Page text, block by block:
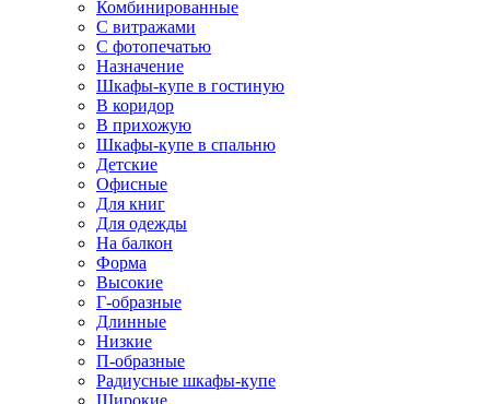
Комбинированные
С витражами
С фотопечатью
Назначение
Шкафы-купе в гостиную
В коридор
В прихожую
Шкафы-купе в спальню
Детские
Офисные
Для книг
Для одежды
На балкон
Форма
Высокие
Г-образные
Длинные
Низкие
П-образные
Радиусные шкафы-купе
Широкие